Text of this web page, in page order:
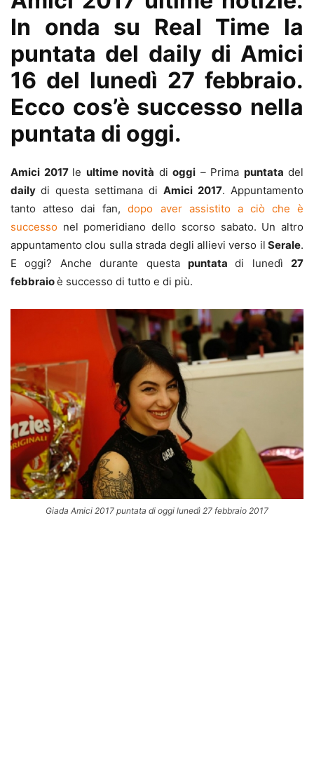
In onda su Real Time la
puntata del daily di Amici
16 del lunedì 27 febbraio.
Ecco cos’è successo nella
puntata di oggi.
Amici 2017 le ultime novità di oggi –Prima puntata del
daily di questa settimana di Amici 2017. Appuntamento
tanto atteso dai fan,dopo aver assistito a ciò che è
successo nel pomeridiano dello scorso sabato. Un altro
appuntamento clou sulla strada degli allievi verso il Serale.
E oggi? Anche durante questa puntatadi lunedì 27
febbraioè successo di tutto e di più.
Giada Amici 2017 puntata di oggi lunedì 27 febbraio 2017